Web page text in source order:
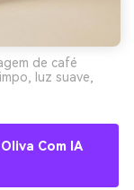
de café
luz suave,
Com IA